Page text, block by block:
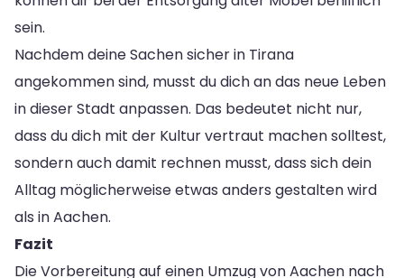
sein.
Nachdem deine Sachen sicher in Tirana
angekommen sind, musst du dich an das neue Leben
in dieser Stadt anpassen. Das bedeutet nicht nur,
dass du dich mit der Kultur vertraut machen solltest,
sondern auch damit rechnen musst, dass sich dein
Alltag möglicherweise etwas anders gestalten wird
als in Aachen.
Fazit
Die Vorbereitung auf einen Umzug von Aachen nach